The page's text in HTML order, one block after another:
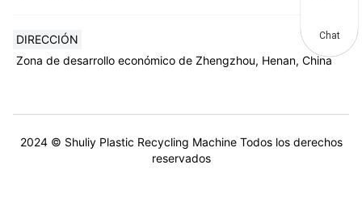
DIRECCIÓN
Zona de desarrollo económico de Zhengzhou, Henan, China
2024 © Shuliy Plastic Recycling Machine Todos los derechos
reservados
Chat